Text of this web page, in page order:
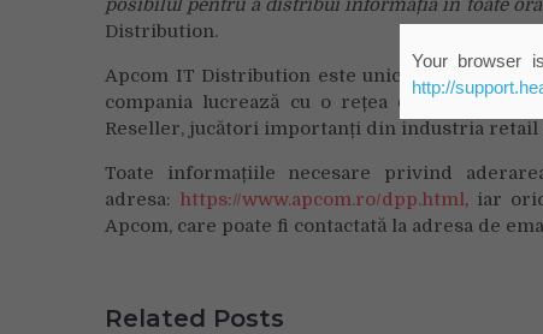
Distribution.
Apcom IT Distribution este unicul distribuitor
compania lucrează cu o rețea diversificată
Reseller, jucători importanți din industria
Toate informațiile necesare privind
adresa: https://www.apcom.ro/dpp.html, iar
Apcom, care poate fi contactată la adresa de
Related Posts
Your browser
http://